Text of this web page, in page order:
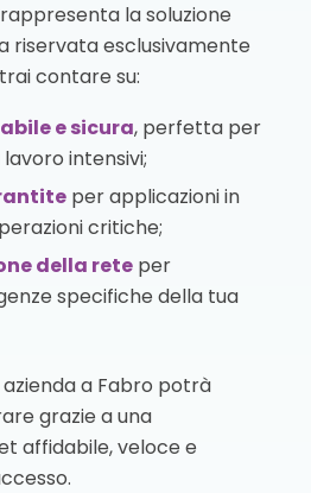
la soluzione
riservata esclusivamente
contare su:
e sicura, perfetta per
intensivi;
per applicazioni in
critiche;
della reteper
specifiche della tua
a Fabro potrà
grazie a una
affidabile, veloce e